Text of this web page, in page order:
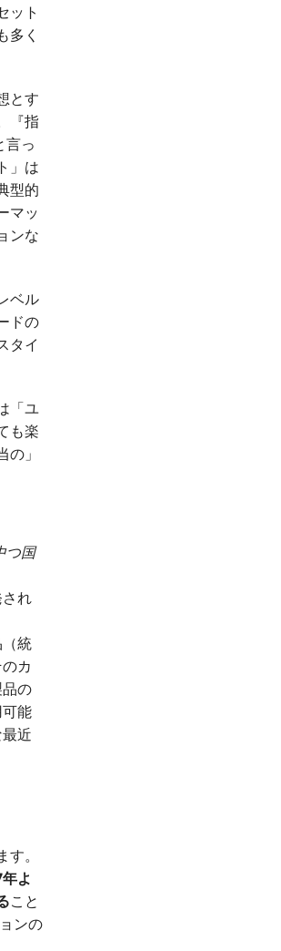
ット
多く
とす
『指
言っ
」は
型的
マッ
ンな
ベル
ドの
タイ
「ユ
も楽
」
つ国
れ
統
カ
の
能
近
。
よ
こと
ンの